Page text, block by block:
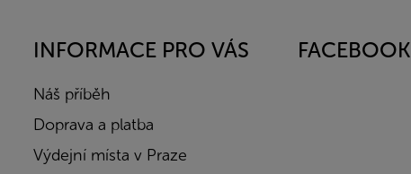
INFORMACE PRO VÁS
Náš příběh
Doprava a platba
Výdejní místa v Praze
FACEBOOK